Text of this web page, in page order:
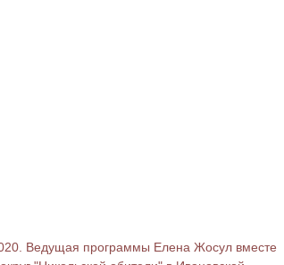
Ведущая программы Елена Жосул вместе